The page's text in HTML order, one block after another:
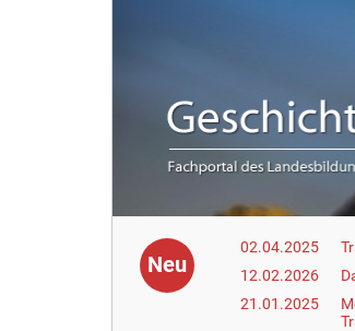
Neu
02.04.2025
12.02.2026
21.01.2025